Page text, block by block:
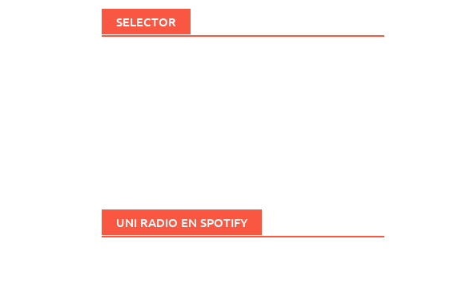
SELECTOR
UNI RADIO EN SPOTIFY